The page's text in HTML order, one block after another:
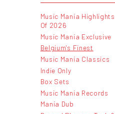
Music Mania Highlights
Of 2026
Music Mania Exclusive
Belgium's Finest
Music Mania Classics
Indie Only
Box Sets
Music Mania Records
Mania Dub